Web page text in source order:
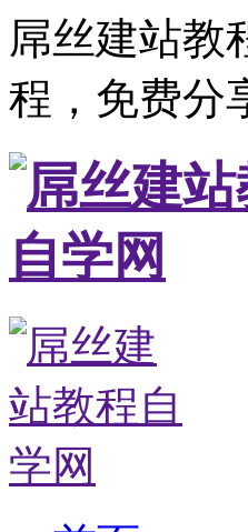
屌丝建站教
程，免费分